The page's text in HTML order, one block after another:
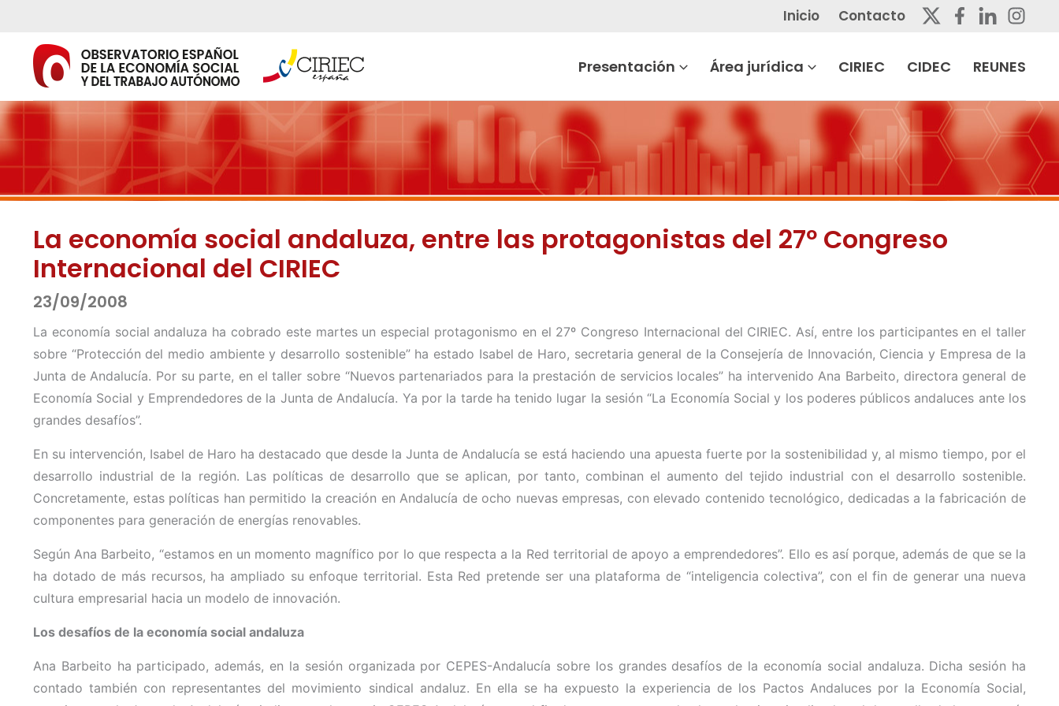
contenido
Inicio Contacto
Presentación Área jurídica CIRIEC CIDEC REUNES
La economía social andaluza, entre las protagonistas del 27º Congreso
Internacional del CIRIEC
23/09/2008
La economía social andaluza ha cobrado este martes un especial protagonismo en el 27º Congreso Internacional del CIRIEC. Así, entre los participantes en el taller
sobre “Protección del medio ambiente y desarrollo sostenible” ha estado Isabel de Haro, secretaria general de la Consejería de Innovación, Ciencia y Empresa de la
Junta de Andalucía. Por su parte, en el taller sobre “Nuevos partenariados para la prestación de servicios locales” ha intervenido Ana Barbeito, directora general de
Economía Social y Emprendedores de la Junta de Andalucía. Ya por la tarde ha tenido lugar la sesión “La Economía Social y los poderes públicos andaluces ante los
grandes desafíos”.
En su intervención, Isabel de Haro ha destacado que desde la Junta de Andalucía se está haciendo una apuesta fuerte por la sostenibilidad y, al mismo tiempo, por el
desarrollo industrial de la región. Las políticas de desarrollo que se aplican, por tanto, combinan el aumento del tejido industrial con el desarrollo sostenible.
Concretamente, estas políticas han permitido la creación en Andalucía de ocho nuevas empresas, con elevado contenido tecnológico, dedicadas a la fabricación de
componentes para generación de energías renovables.
Según Ana Barbeito, “estamos en un momento magnífico por lo que respecta a la Red territorial de apoyo a emprendedores”. Ello es así porque, además de que se la
ha dotado de más recursos, ha ampliado su enfoque territorial. Esta Red pretende ser una plataforma de “inteligencia colectiva”, con el fin de generar una nueva
cultura empresarial hacia un modelo de innovación.
Los desafíos de la economía social andaluza
Ana Barbeito ha participado, además, en la sesión organizada por CEPES-Andalucía sobre los grandes desafíos de la economía social andaluza. Dicha sesión ha
contado también con representantes del movimiento sindical andaluz. En ella se ha expuesto la experiencia de los Pactos Andaluces por la Economía Social,